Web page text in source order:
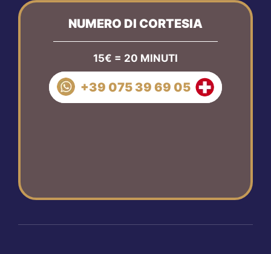
NUMERO DI CORTESIA
15€ = 20 MINUTI
+39 075 39 69 05